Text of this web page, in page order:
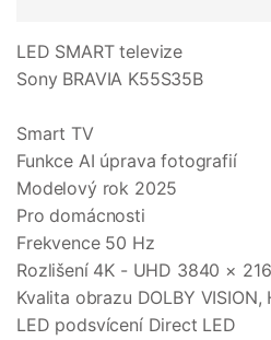
LED SMART televize
Sony BRAVIA K55S35B
Smart TV
Funkce AI úprava fotografií
Modelový rok 2025
Pro domácnosti
Frekvence 50 Hz
Rozlišení 4K - UHD 3840 ×
Kvalita obrazu DOLBY VISION,
LED podsvícení Direct LED